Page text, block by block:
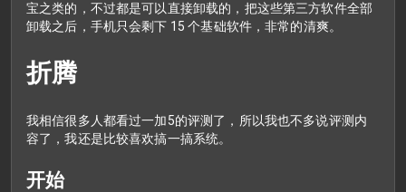
宝之类的，不过都是可以直接卸载的，把这些第三方软件全部
卸载之后，手机只会剩下 15 个基础软件，非常的清爽。
折腾
我相信很多人都看过一加5的评测了，所以我也不多说评测内
容了，我还是比较喜欢搞一搞系统。
开始